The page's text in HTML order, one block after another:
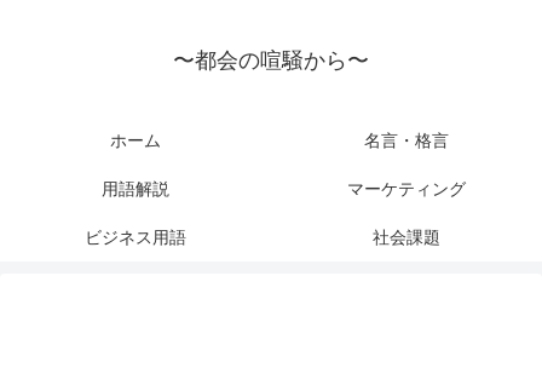
〜都会の喧騒から〜
ホーム 名言・格言
用語解説 マーケティング
ビジネス用語 社会課題